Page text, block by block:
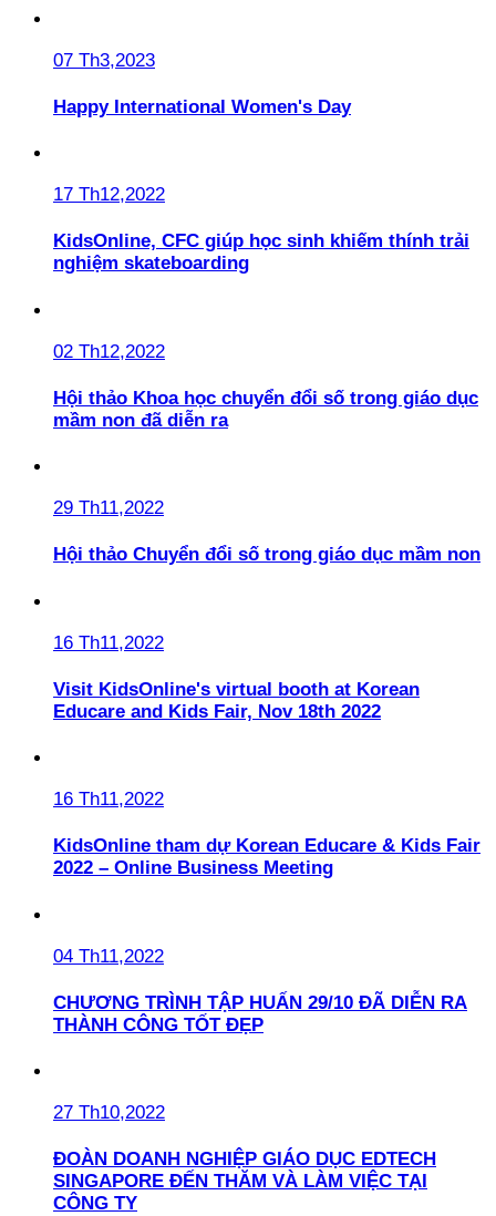
07 Th3,2023
Happy International Women's Day
17 Th12,2022
KidsOnline, CFC giúp học sinh khiếm thính trải
nghiệm skateboarding
02 Th12,2022
Hội thảo Khoa học chuyển đổi số trong giáo dục
mầm non đã diễn ra
29 Th11,2022
Hội thảo Chuyển đổi số trong giáo dục mầm non
16 Th11,2022
Visit KidsOnline's virtual booth at Korean
Educare and Kids Fair, Nov 18th 2022
16 Th11,2022
KidsOnline tham dự Korean Educare & Kids Fair
2022 – Online Business Meeting
04 Th11,2022
CHƯƠNG TRÌNH TẬP HUẤN 29/10 ĐÃ DIỄN RA
THÀNH CÔNG TỐT ĐẸP
27 Th10,2022
ĐOÀN DOANH NGHIỆP GIÁO DỤC EDTECH
SINGAPORE ĐẾN THĂM VÀ LÀM VIỆC TẠI
CÔNG TY